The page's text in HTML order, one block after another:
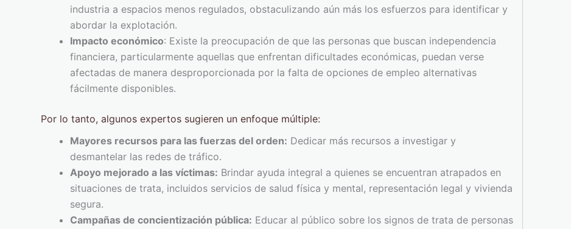
industria a espacios menos regulados, obstaculizando aún más los esfuerzos para identificar y
abordar la explotación.
Impacto económico: Existe la preocupación de que las personas que buscan independencia
financiera, particularmente aquellas que enfrentan dificultades económicas, puedan verse
afectadas de manera desproporcionada por la falta de opciones de empleo alternativas
fácilmente disponibles.
Por lo tanto, algunos expertos sugieren un enfoque múltiple:
Mayores recursos para las fuerzas del orden: Dedicar más recursos a investigar y
desmantelar las redes de tráfico.
Apoyo mejorado a las víctimas: Brindar ayuda integral a quienes se encuentran atrapados en
situaciones de trata, incluidos servicios de salud física y mental, representación legal y vivienda
segura.
Campañas de concientización pública: Educar al público sobre los signos de trata de personas